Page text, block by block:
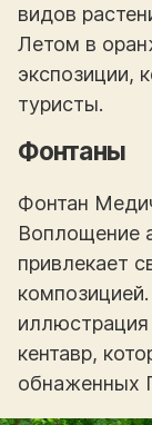
видов
Летом в
экспозиции,
туристы.
Фонтаны
Фонтан
Воплощение
привлекает
кентавр,
обнаженных